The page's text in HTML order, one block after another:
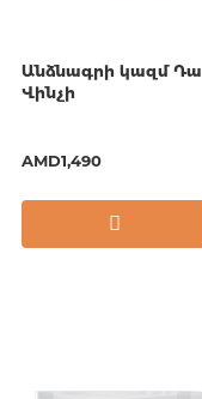
Անձնագրի կազմ Դա
Վինչի
AMD1,490